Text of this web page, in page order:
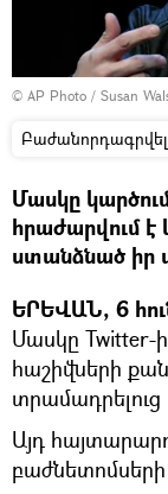
© AP Photo / Susan
Բաժանորդագրվել
Մասկը
հրաժարվում
ստանձնած իր
ԵՐԵՎԱՆ, 6
Մասկը Twitter-
հաշիվների
տրամադրելուց
Այդ
բաժնետոմսերի